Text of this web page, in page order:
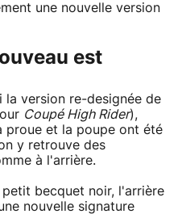
une nouvelle version
est
la version re-designée de
Coupé High Rider),
proue et la poupe ont été
y retrouve des
à l'arrière.
becquet noir, l'arrière
nouvelle signature